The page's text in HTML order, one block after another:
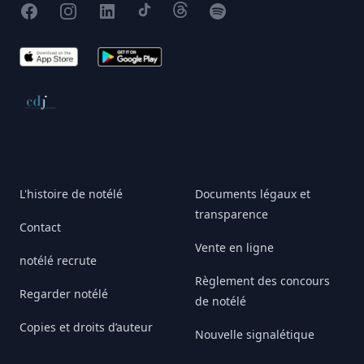
FacebookInstagram
X TikTokThreadsSpotify
App Store Google Play
Conseil de déontologie journalistique
L'histoire de notélé
Contact
notélé recrute
Regarder notélé
Copies et droits d’auteur
Documents légaux et
transparence
Vente en ligne
Règlement des concours
de notélé
Nouvelle signalétique